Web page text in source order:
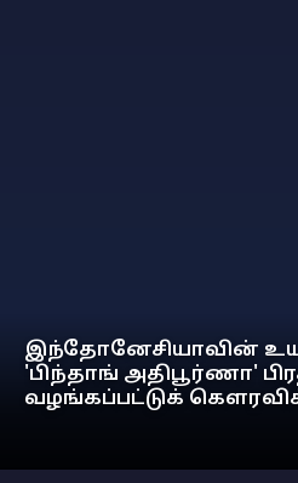
இந்தோனேசியாவின்
'பிந்தாங் அதிபூர்ணா'
வழங்கப்பட்டுக்